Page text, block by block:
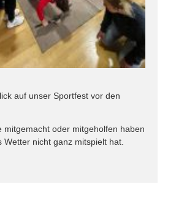
auf unser Sportfest vor den
mitgemacht oder mitgeholfen haben
nicht ganz mitspielt hat.